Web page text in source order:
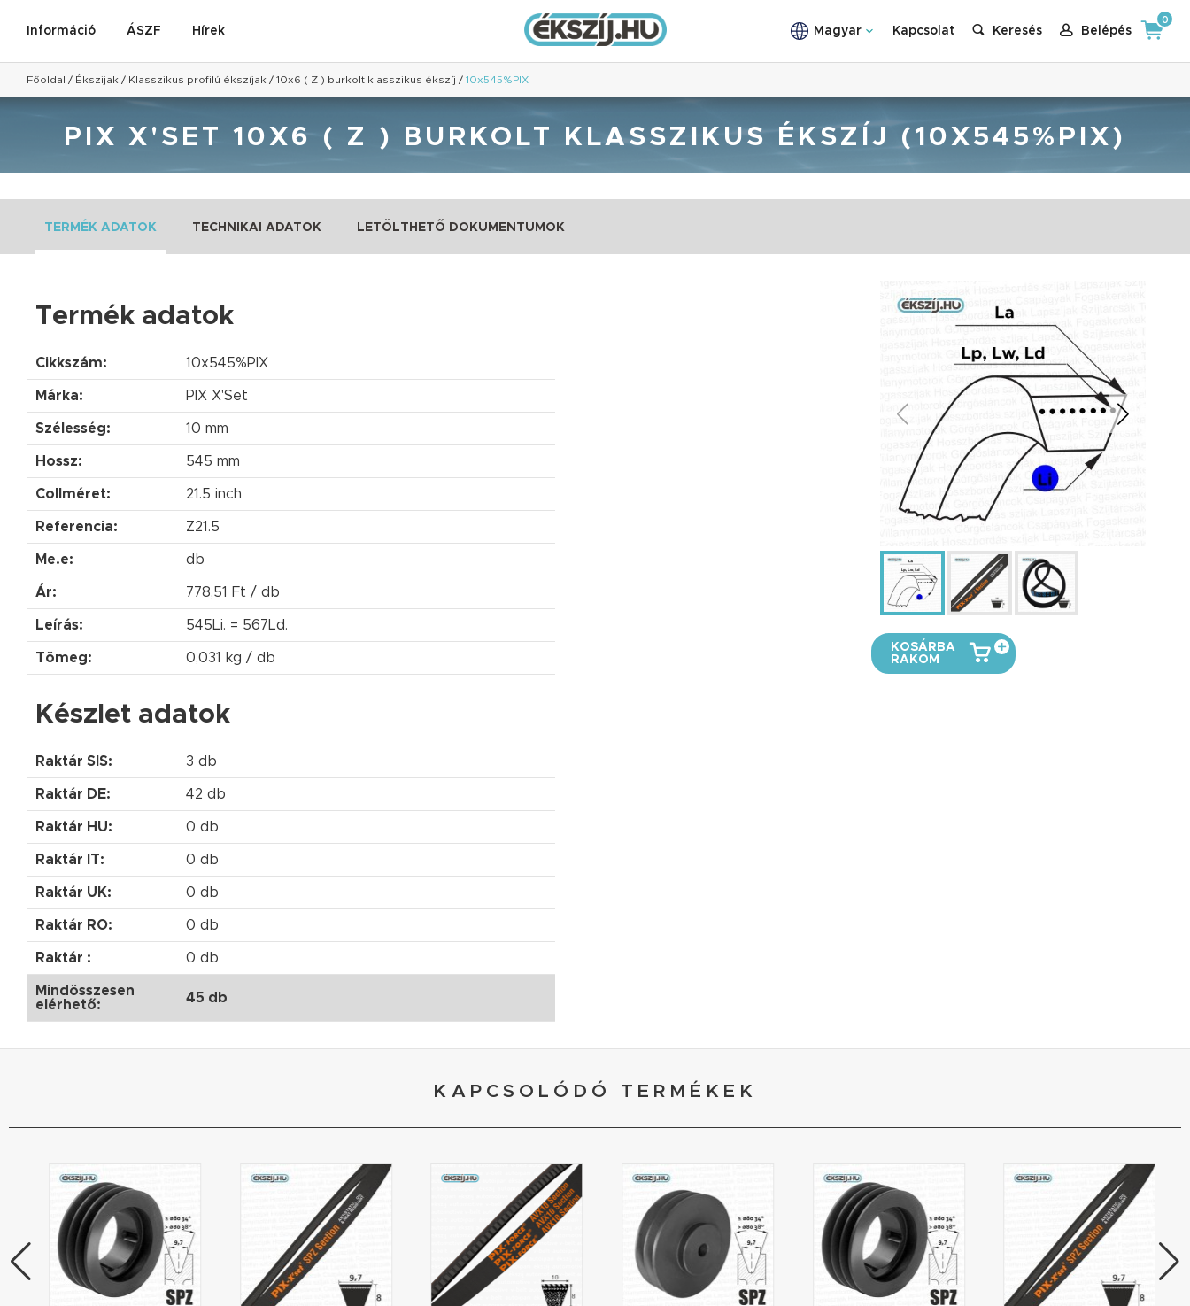
Információ ÁSZF Hírek Magyar Kapcsolat Keresés Belépés
0
Főoldal / Ékszijak / Klasszikus profilú ékszíjak / 10x6 ( Z ) burkolt klasszikus ékszíj / 10x545%PIX
PIX X'SET 10X6 ( Z ) BURKOLT KLASSZIKUS ÉKSZÍJ (10X545%PIX)
TERMÉK ADATOK TECHNIKAI ADATOK LETÖLTHETŐ DOKUMENTUMOK
Termék adatok
Cikkszám: 10x545%PIX
Márka: PIX X'Set
Szélesség: 10 mm
Hossz: 545 mm
Collméret: 21.5 inch
Referencia: Z21.5
Me.e: db
Ár: 778,51 Ft / db
Leírás: 545Li. = 567Ld.
Tömeg: 0,031 kg / db
Készlet adatok
Raktár SIS: 3 db
Raktár DE: 42 db
Raktár HU: 0 db
Raktár IT: 0 db
Raktár UK: 0 db
Raktár RO: 0 db
Raktár : 0 db
Mindösszesen
elérhető:
45 db
KOSÁRBA
RAKOM
KAPCSOLÓDÓ TERMÉKEK